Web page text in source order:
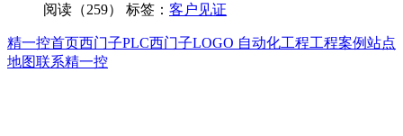
阅读（259） 标签： 客户见证
精一控首页西门子PLC西门子LOGO 自动化工程工程案例站点
地图联系精一控